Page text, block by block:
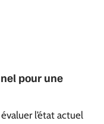
pour une
l’état actuel